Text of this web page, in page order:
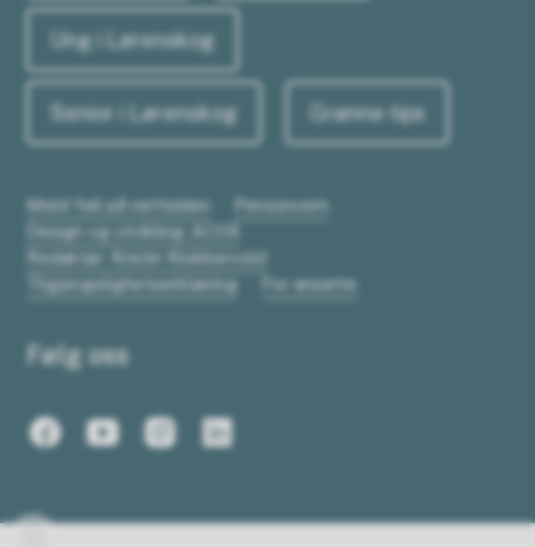
Ung i Lørenskog
Senior i Lørenskog Grønne tips
Meld feil på nettsiden
Personvern
Design og utvikling: ACOS
Redaktør: Kristin Klokkervold
Tilgjengelighetserklæring
For ansatte
Følg oss
FacebookYoutubeInstagram